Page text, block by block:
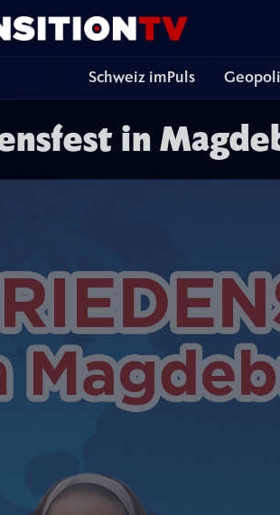
Schweiz imPuls
in